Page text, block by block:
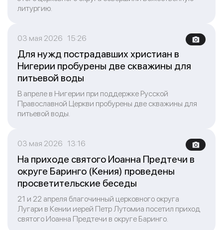
литургию.
03 мая 2026 15:26
Для нужд пострадавших христиан в
Нигерии пробурены две скважины для
питьевой воды
В апреле в Нигерии при поддержке Русской
Православной Церкви пробурены две скважины для
питьевой воды.
03 мая 2026 13:16
На приходе святого Иоанна Предтечи в
округе Баринго (Кения) проведены
просветительские беседы
21 и 22 апреля благочинный церковного округа
Лугари в Кении иерей Петр Лутомиа посетил приход
святого Иоанна Предтечи в округе Баринго.